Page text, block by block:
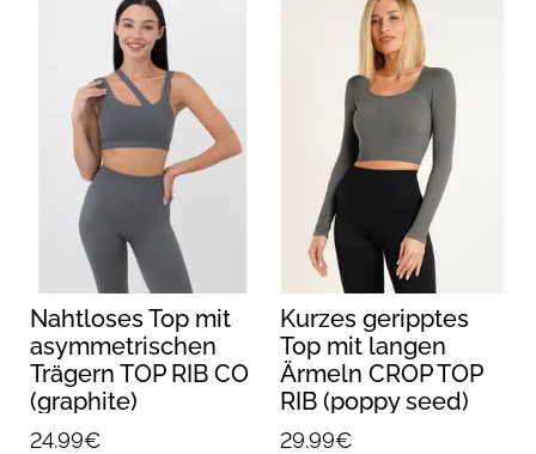
Nahtloses Top mit
asymmetrischen
Trägern TOP RIB CO
(graphite)
24.99€
Kurzes geripptes
Top mit langen
Ärmeln CROP TOP
RIB (poppy seed)
29.99€